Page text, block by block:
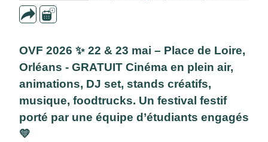
OVF 2026 ✨ 22 & 23 mai – Place de Loire,
Orléans - GRATUIT Cinéma en plein air,
animations, DJ set, stands créatifs,
musique, foodtrucks. Un festival festif
porté par une équipe d’étudiants engagés
💛